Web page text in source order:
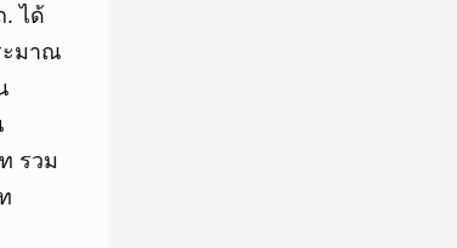
. ได้
ะมาณ
รวม